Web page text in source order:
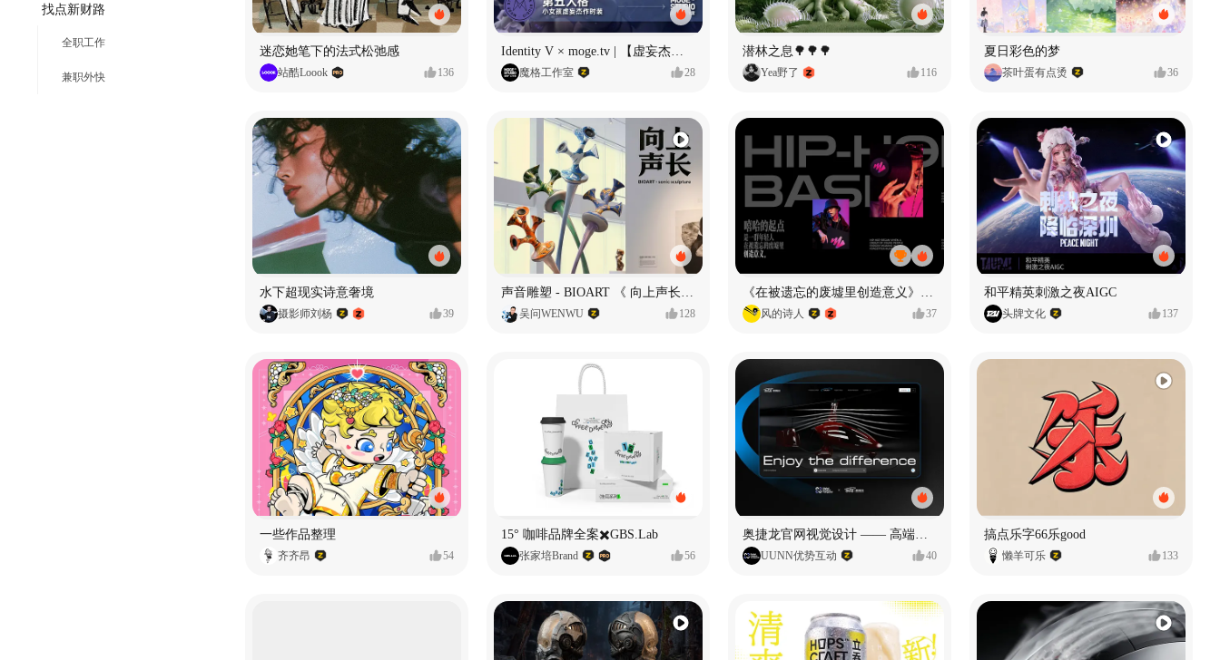
找点新财路
全职工作
兼职外快
迷恋她笔下的法式松弛感
站酷Loook 136 魔格工作室 28
潜林之息🌳🌳🌳
Yea野了 116
夏日彩色的梦
茶叶蛋有点烫 36
水下超现实诗意奢境
摄影师刘杨 39
声音雕塑 - BIOART 《 向上声长 》
吴问WENWU 128
《在被遗忘的废墟里创造意义》#MVLAND嘻哈狂欢派对
风的诗人 37
和平精英刺激之夜AIGC
头牌文化 137
一些作品整理
齐齐昂 54
15° 咖啡品牌全案✖️GBS.Lab
张家培Brand 56 UUNN优势互动 40
搞点乐字66乐good
懒羊可乐 133